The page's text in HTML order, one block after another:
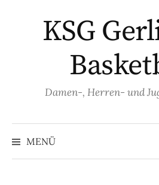
KSG
Damen-, Herren- und
MENÜ